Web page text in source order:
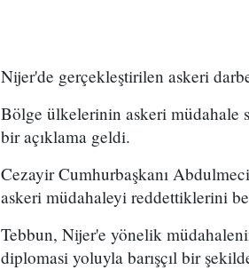
Nijer'de gerçekleştirilen askeri
Bölge ülkelerinin askeri müdahale
bir açıklama geldi.
Cezayir Cumhurbaşkanı
askeri müdahaleyi reddettiklerini
Tebbun, Nijer'e yönelik
diplomasi yoluyla barışçıl bir